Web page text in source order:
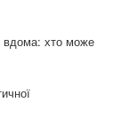
вдома: хто може